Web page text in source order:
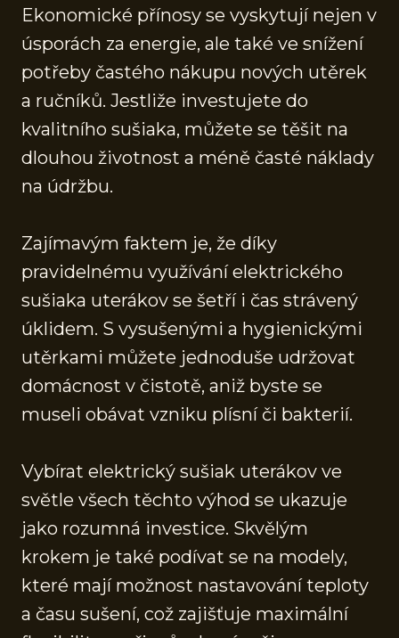
Ekonomické přínosy se vyskytují nejen v
úsporách za energie, ale také ve snížení
potřeby častého nákupu nových utěrek
a ručníků. Jestliže investujete do
kvalitního sušiaka, můžete se těšit na
dlouhou životnost a méně časté náklady
na údržbu.
Zajímavým faktem je, že díky
pravidelnému využívání elektrického
sušiaka uterákov se šetří i čas strávený
úklidem. S vysušenými a hygienickými
utěrkami můžete jednoduše udržovat
domácnost v čistotě, aniž byste se
museli obávat vzniku plísní či bakterií.
Vybírat elektrický sušiak uterákov ve
světle všech těchto výhod se ukazuje
jako rozumná investice. Skvělým
krokem je také podívat se na modely,
které mají možnost nastavování teploty
a času sušení, což zajišťuje maximální